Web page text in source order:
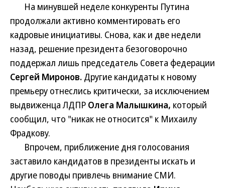
На минувшей неделе конкуренты Путина
продолжали активно комментировать его
кадровые инициативы. Снова, как и две недели
назад, решение президента безоговорочно
поддержал лишь председатель Совета федерации
Сергей Миронов. Другие кандидаты к новому
премьеру отнеслись критически, за исключением
выдвиженца ЛДПР Олега Малышкина, который
сообщил, что "никак не относится" к Михаилу
Фрадкову.
Впрочем, приближение дня голосования
заставило кандидатов в президенты искать и
другие поводы привлечь внимание СМИ.